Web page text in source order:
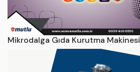
Mikrodalga Gıda Kurutma Makinesi